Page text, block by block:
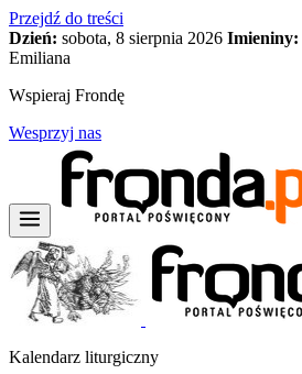
Przejdź do treści
Dzień: sobota, 8 sierpnia 2026 Imieniny:
Emiliana
Wspieraj Frondę
Wesprzyj nas
Kalendarz liturgiczny